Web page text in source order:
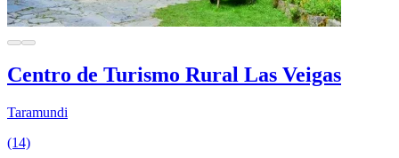
Centro de Turismo Rural Las Veigas
Taramundi
(14)